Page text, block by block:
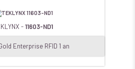
-11603-ND1
Enterprise RFID 1 an